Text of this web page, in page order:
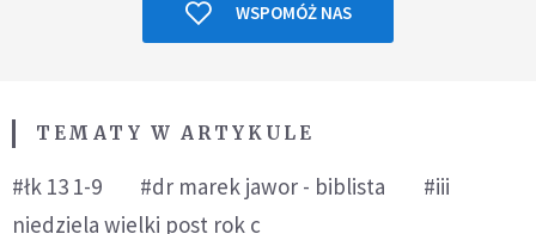
WSPOMÓŻ NAS
TEMATY W ARTYKULE
#łk 13 1-9 #dr marek jawor - biblista
#iii
niedziela wielki post rok c